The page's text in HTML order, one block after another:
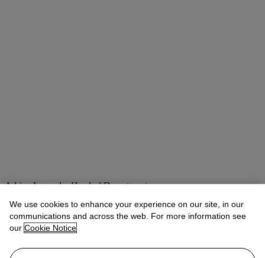
Adrien LegendreHead of Department
Check the condition report or get in touch for additional information
about this
alegendre@christies.com
We use cookies to enhance your experience on our site, in our
communications and across the web. For more information see
our Cookie Notice